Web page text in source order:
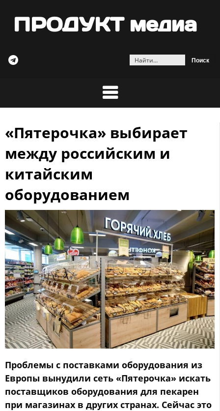
ПРОДУКТ медиа
Найти:
Skip
content
«Пятерочка» выбирает
между российским и
китайским
оборудованием
Проблемы с поставками оборудования из
Европы вынудили сеть «Пятерочка» искать
поставщиков оборудования для пекарен
при магазинах в других странах. Сейчас это